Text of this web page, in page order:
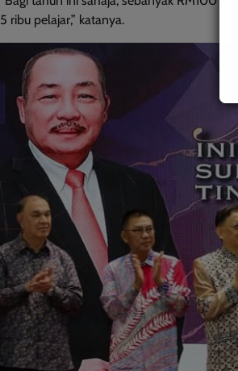
5 ribu pelajar,” katanya.